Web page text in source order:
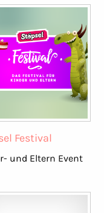
Festival
und Eltern Event